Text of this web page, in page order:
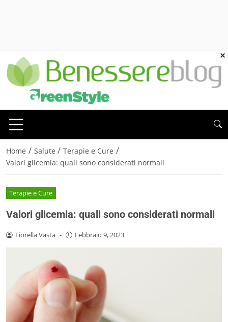
Home / Salute / Terapie e Cure /
Valori glicemia: quali sono considerati normali
Terapie e Cure
Valori glicemia: quali sono considerati normali
Fiorella Vasta - Febbraio 9, 2023
×